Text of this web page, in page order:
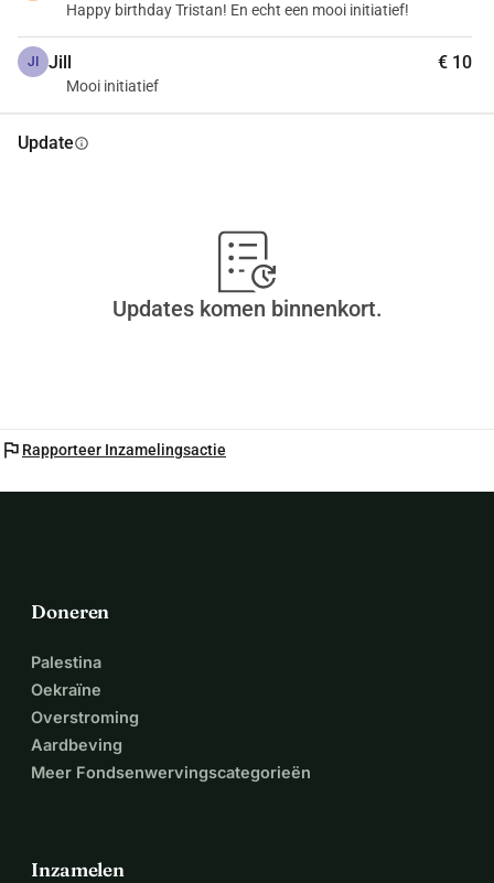
Happy birthday Tristan! En echt een mooi initiatief!
JI Jill € 10
Mooi initiatief
Updateinfo
Updates komen binnenkort.
flag Rapporteer Inzamelingsactie
Doneren
Palestina
Oekraïne
Overstroming
Aardbeving
Meer Fondsenwervingscategorieën
Inzamelen